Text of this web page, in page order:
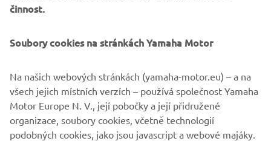
moři a nízké nároky na údržbu, díky čemuž je značka AMT
komplikací.
činnost.
Soubory cookies na stránkách Yamaha Motor
Na našich webových stránkách (yamaha-motor.eu) – a na
všech jejich místních verzích – používá společnost Yamaha
Motor Europe N. V., její pobočky a její přidružené
organizace, soubory cookies, včetně technologií
podobných cookies, jako jsou javascript a webové majáky.